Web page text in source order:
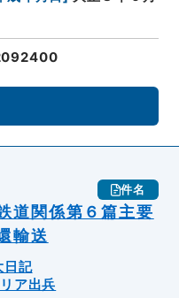
件名
道関係第６篇主要
輸送
日記
ア出兵